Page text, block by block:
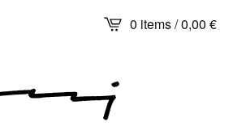
0 items /0,00 €